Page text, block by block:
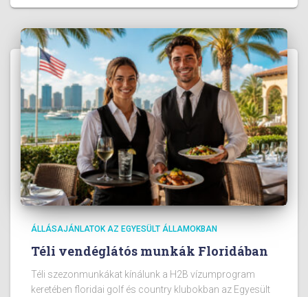
ÁLLÁSAJÁNLATOK AZ EGYESÜLT ÁLLAMOKBAN
Téli vendéglátós munkák Floridában
Téli szezonmunkákat kínálunk a H2B vízumprogram
keretében floridai golf és country klubokban az Egyesült